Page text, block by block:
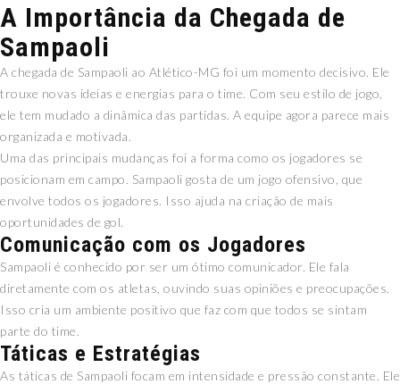
A Importância da Chegada de
Sampaoli
A chegada de Sampaoli ao Atlético-MG foi um momento decisivo. Ele
trouxe novas ideias e energias para o time. Com seu estilo de jogo,
ele tem mudado a dinâmica das partidas. A equipe agora parece mais
organizada e motivada.
Uma das principais mudanças foi a forma como os jogadores se
posicionam em campo. Sampaoli gosta de um jogo ofensivo, que
envolve todos os jogadores. Isso ajuda na criação de mais
oportunidades de gol.
Comunicação com os Jogadores
Sampaoli é conhecido por ser um ótimo comunicador. Ele fala
diretamente com os atletas, ouvindo suas opiniões e preocupações.
Isso cria um ambiente positivo que faz com que todos se sintam
parte do time.
Táticas e Estratégias
As táticas de Sampaoli focam em intensidade e pressão constante. Ele